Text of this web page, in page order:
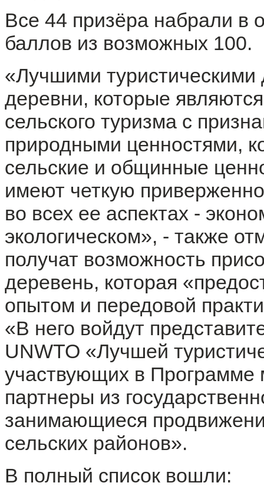
Все 44 призёра набрали в
баллов из возможных 100.
«Лучшими
деревни, которые
сельского туризма с
природными ценностями,
сельские и общинные
имеют четкую
во всех ее аспектах -
экологическом», - также
получат возможность
деревень, которая
опытом и передовой
«В него войдут
UNWTO «Лучшей
участвующих в Программе
партнеры из
занимающиеся
сельских районов».
В полный список вошли: